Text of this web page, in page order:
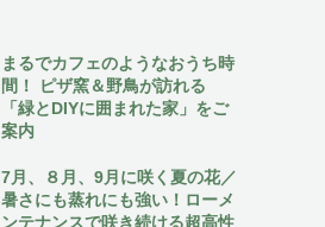
まるでカフェのようなおうち時
間！ ピザ窯＆野鳥が訪れる
「緑とDIYに囲まれた家」をご
案内
7月、８月、9月に咲く夏の花／
暑さにも蒸れにも強い！ローメ
ンテナンスで咲き続ける超高性